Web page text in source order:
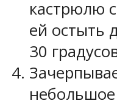
кастрюлю
ей остыть
30
небольшое